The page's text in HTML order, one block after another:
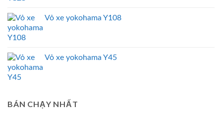
Vỏ xe yokohama Y108
Vỏ xe yokohama Y45
BÁN CHẠY NHẤT